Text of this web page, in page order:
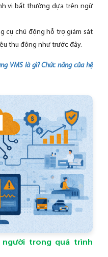
vi bất thường dựa trên ngữ
cụ chủ động hỗ trợ giám sát
thụ động như trước đây.
VMS là gì? Chức năng của hệ
trong quá trình